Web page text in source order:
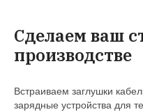
Сделаем ваш
производстве
Встраиваем заглушки
зарядные устройства для